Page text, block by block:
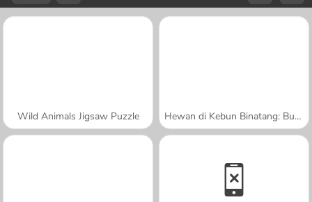
Wild Animals Jigsaw Puzzle Hewan di Kebun Binatang: Buku Mewarnai